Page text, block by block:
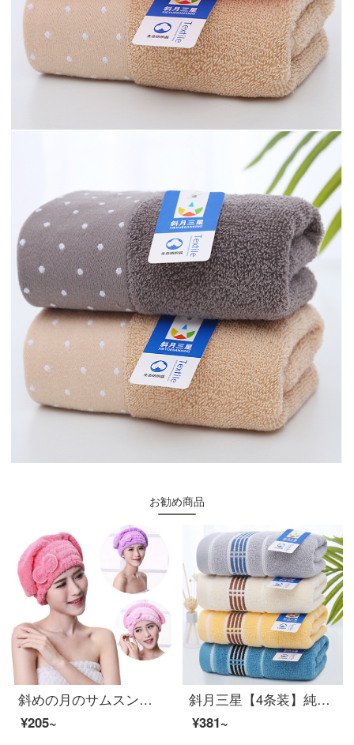
お勧め商品
斜めの月のサムスンのチョウは乾毛の帽子のサンゴの绒が非常に强くて水を吸い込んで柔らかく髪の毛を拭いて、かわいいシャワーキャップの王女の帽子の家庭の女性の金の青い王女の帽子の2条をかぶせて诘めます。
¥205~
斜月三星【4条装】純綿タオル家庭用風呂タオルカップル用タオル柔軟吸水錦繍田園4条セット
¥381~